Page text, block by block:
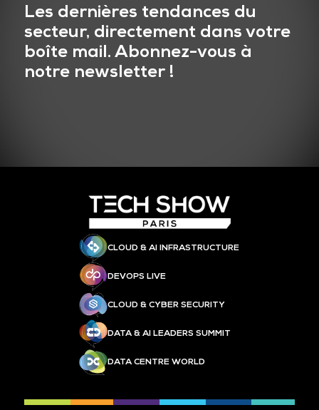
Les dernières tendances du
secteur, directement dans votre
boîte mail. Abonnez-vous à
notre newsletter !
CLOUD & AI INFRASTRUCTURE
DEVOPS LIVE
CLOUD & CYBER SECURITY
DATA & AI LEADERS SUMMIT
DATA CENTRE WORLD